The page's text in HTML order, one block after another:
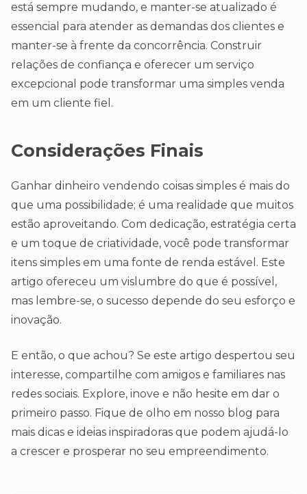
está sempre mudando, e manter-se atualizado é
essencial para atender as demandas dos clientes e
manter-se à frente da concorrência. Construir
relações de confiança e oferecer um serviço
excepcional pode transformar uma simples venda
em um cliente fiel.
Considerações Finais
Ganhar dinheiro vendendo coisas simples é mais do
que uma possibilidade; é uma realidade que muitos
estão aproveitando. Com dedicação, estratégia certa
e um toque de criatividade, você pode transformar
itens simples em uma fonte de renda estável. Este
artigo ofereceu um vislumbre do que é possível,
mas lembre-se, o sucesso depende do seu esforço e
inovação.
E então, o que achou? Se este artigo despertou seu
interesse, compartilhe com amigos e familiares nas
redes sociais. Explore, inove e não hesite em dar o
primeiro passo. Fique de olho em nosso blog para
mais dicas e ideias inspiradoras que podem ajudá-lo
a crescer e prosperar no seu empreendimento.